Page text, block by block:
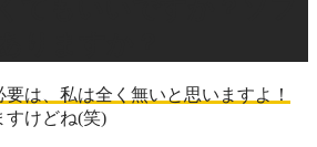
は、私は全く無いと思いますよ！
すけどね(笑)